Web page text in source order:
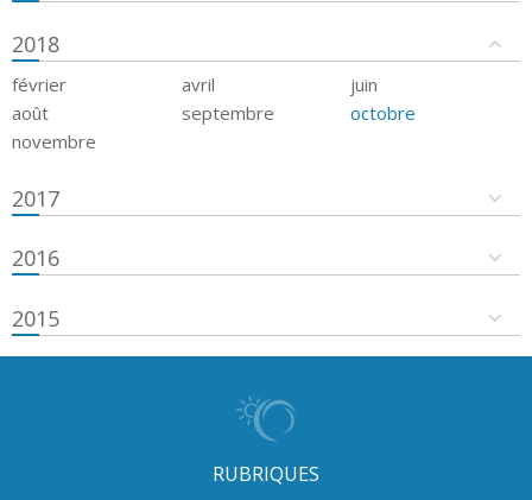
2018
février avril
juin
août
septembre
octobre
novembre
2017
2016
2015
RUBRIQUES